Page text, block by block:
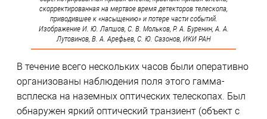
скорректированная на мертвое время детекторов телескопа,
приводившее к «насыщению» и потере части событий.
Изображение И. Ю. Лапшов, С. В. Мольков, Р. А. Буренин, А. А.
Лутовинов, В. А. Арефьев, С. Ю. Сазонов, ИКИ РАН
В течение всего нескольких часов были оперативно
организованы наблюдения поля этого гамма-
всплеска на наземных оптических телескопах. Был
обнаружен яркий оптический транзиент (объект с